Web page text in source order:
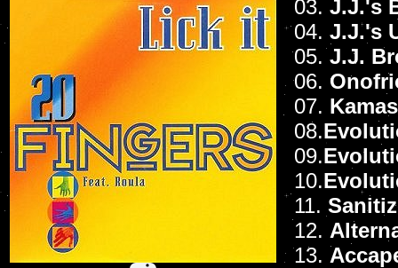
03. J.J.'s
04. J.J.'s
05.J.J.
06.
07.
08.
09.
10.
11.
12.
13.